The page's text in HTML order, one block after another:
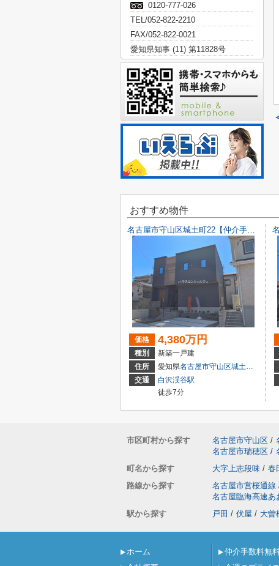
0120-777-026
TEL/052-822-2210
FAX/052-822-0021
愛知県知事 (11) 第11828号
おすすめ物件
名古屋市守山区城土町22【仲介手数料無料】新築一戸建て 1号棟
価格 4,380万円
種別
新築一戸建
住所
愛知県名古屋市守山区城土町
交通
白沢渓谷駅
徒歩7分
市区町村から探す 名古屋市守山区 /
名古屋市瑞穂区 /
町名から探す
大字上志段味 / 春
路線から探す
名古屋市営桜通線
名古屋臨海高速あ
駅から探す
戸田 / 伏屋 / 大曽
ホーム
仲介手数料無